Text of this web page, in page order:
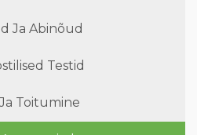
Ja Abinõud
Testid
Toitumine